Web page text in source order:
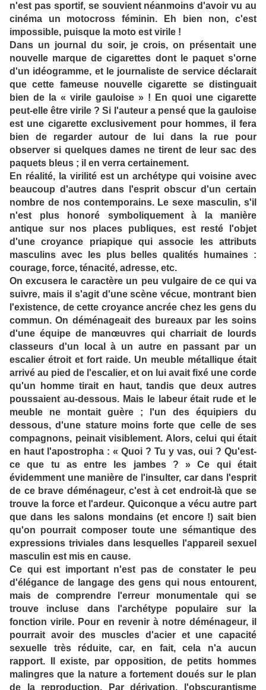
n'est pas sportif, se souvient néanmoins d'avoir vu au
cinéma un motocross féminin. Eh bien non, c'est
impossible, puisque la moto est virile !
Dans un journal du soir, je crois, on présentait une
nouvelle marque de cigarettes dont le paquet s'orne
d'un idéogramme, et le journaliste de service déclarait
que cette fameuse nouvelle cigarette se distinguait
bien de la « virile gauloise » ! En quoi une cigarette
peut-elle être virile ? Si l'auteur a pensé que la gauloise
est une cigarette exclusivement pour hommes, il fera
bien de regarder autour de lui dans la rue pour
observer si quelques dames ne tirent de leur sac des
paquets bleus ; il en verra certainement.
En réalité, la virilité est un archétype qui voisine avec
beaucoup d'autres dans l'esprit obscur d'un certain
nombre de nos contemporains. Le sexe masculin, s'il
n'est plus honoré symboliquement à la manière
antique sur nos places publiques, est resté l'objet
d'une croyance priapique qui associe les attributs
masculins avec les plus belles qualités humaines :
courage, force, ténacité, adresse, etc.
On excusera le caractère un peu vulgaire de ce qui va
suivre, mais il s'agit d'une scène vécue, montrant bien
l'existence, de cette croyance ancrée chez les gens du
commun. On déménageait des bureaux par les soins
d'une équipe de manœuvres qui charriait de lourds
classeurs d'un local à un autre en passant par un
escalier étroit et fort raide. Un meuble métallique était
arrivé au pied de l'escalier, et on lui avait fixé une corde
qu'un homme tirait en haut, tandis que deux autres
poussaient au-dessous. Mais le labeur était rude et le
meuble ne montait guère ; l'un des équipiers du
dessous, d'une stature moins forte que celle de ses
compagnons, peinait visiblement. Alors, celui qui était
en haut l'apostropha : « Quoi ? Tu y vas, oui ? Qu'est-
ce que tu as entre les jambes ? » Ce qui était
évidemment une manière de l'insulter, car dans l'esprit
de ce brave déménageur, c'est à cet endroit-là que se
trouve la force et l'ardeur. Quiconque a vécu autre part
que dans les salons mondains (et encore !) sait bien
qu'on pourrait composer toute une sémantique des
expressions triviales dans lesquelles l'appareil sexuel
masculin est mis en cause.
Ce qui est important n'est pas de constater le peu
d'élégance de langage des gens qui nous entourent,
mais de comprendre l'erreur monumentale qui se
trouve incluse dans l'archétype populaire sur la
fonction virile. Pour en revenir à notre déménageur, il
pourrait avoir des muscles d'acier et une capacité
sexuelle très réduite, car, en fait, cela n'a aucun
rapport. Il existe, par opposition, de petits hommes
malingres que la nature a fortement doués sur le plan
de la reproduction. Par dérivation, l'obscurantisme